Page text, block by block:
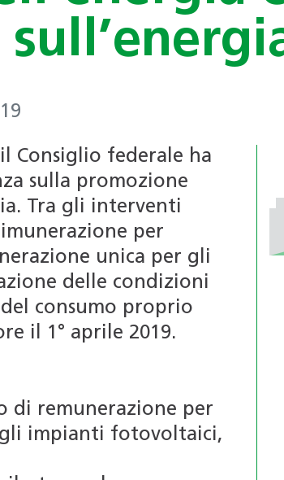
per edifici
continua per i
per le scuole
SNBS
pompe di calore
(APP)
PdC-modulo di
sistema
(4R)
Consiglio federale ha
sulla promozione
Tra gli interventi
per
unica per gli
delle condizioni
consumo proprio
il 1° aprile 2019.
di remunerazione per
gli impianti fotovoltaici,